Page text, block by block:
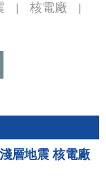
核電廠
層地震 核電廠